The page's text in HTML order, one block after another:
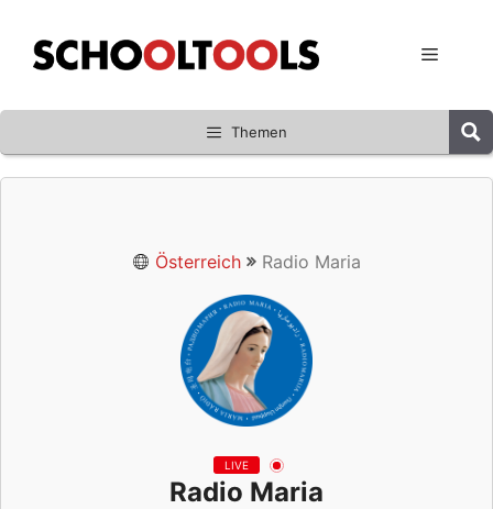
Inhalt
springen
Menü
Themen
Österreich Radio Maria
LIVE
Radio Maria